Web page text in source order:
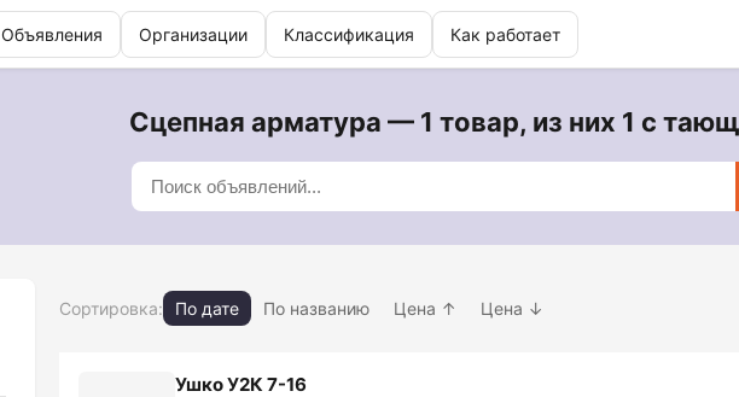
Объявления Организации Классификация Как работает
Сцепная арматура — 1 товар, из них 1 с
Сортировка: По дате По названию Цена ↑ Цена ↓
Ушко У2К 7-16